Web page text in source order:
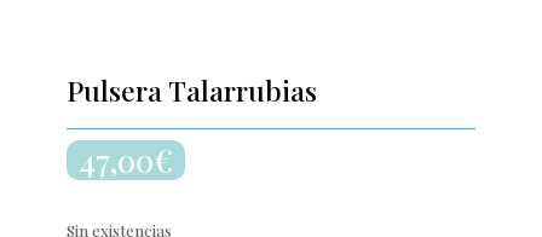
Pulsera Talarrubias
47,00€
Sin existencias